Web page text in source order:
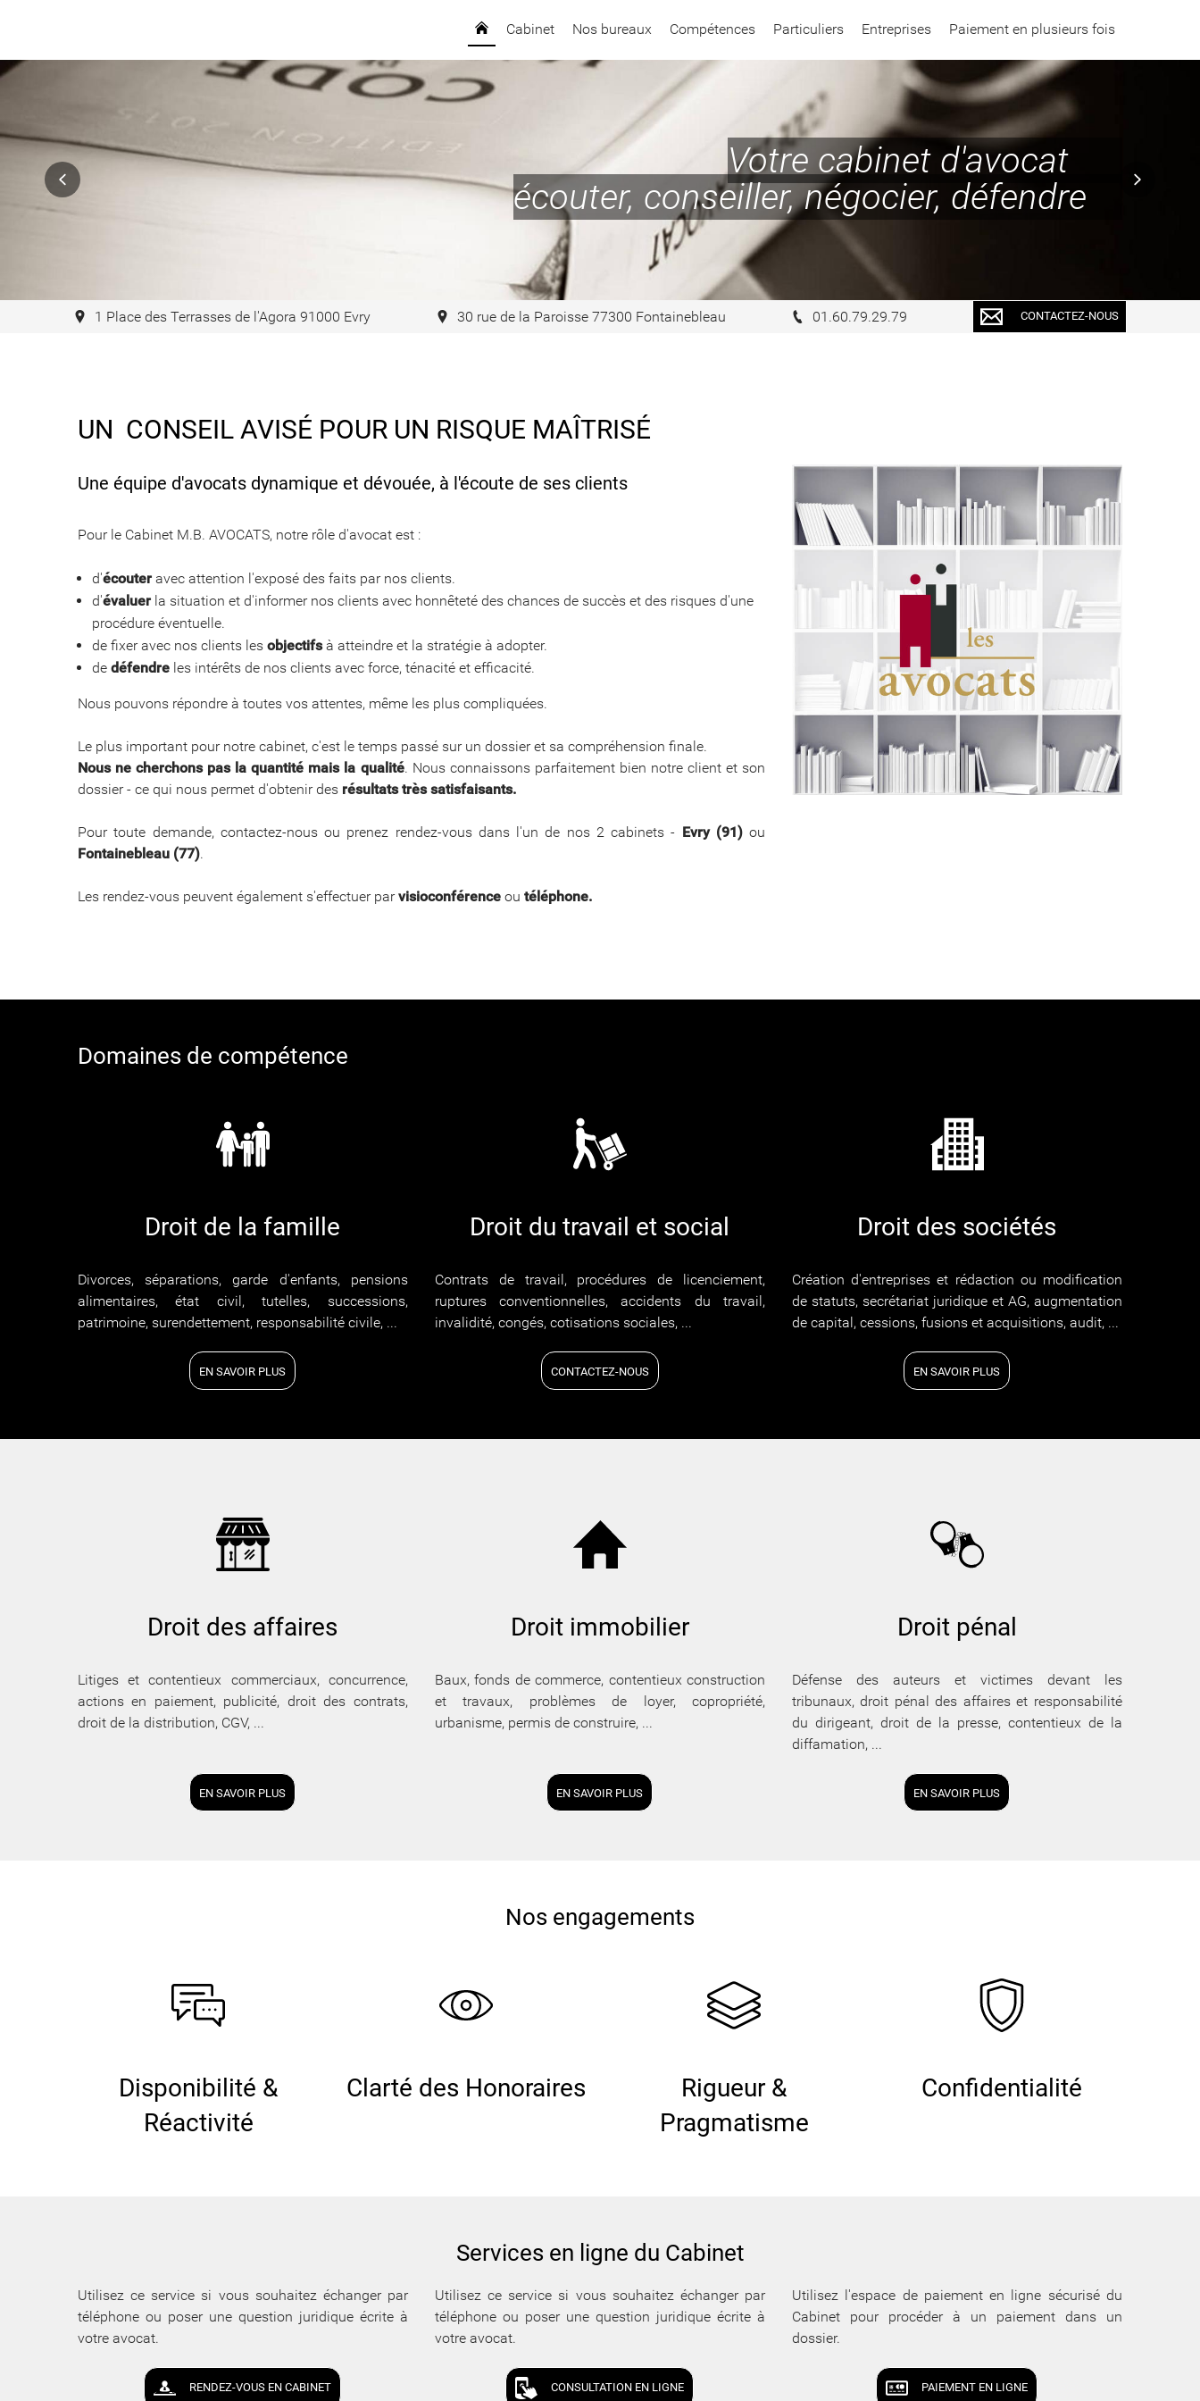
Cabinet Nos bureaux Compétences Particuliers Entreprises Paiement en plusieurs fois
Votre cabinet d'avocat
écouter, conseiller, négocier, défendre
1 Place des Terrasses de l'Agora 91000 Evry 30 rue de la Paroisse 77300 Fontainebleau 01.60.79.29.79 CONTACTEZ-NOUS
​​​​​​​UN CONSEIL AVISÉ POUR UN RISQUE MAÎTRISÉ
Une équipe d'avocats dynamique et dévouée, à l'écoute de ses clients
​​​​​​​Pour le Cabinet M.B. AVOCATS, notre rôle d'avocat est :
d'écouter avec attention l'exposé des faits par nos clients.
d'évaluer la situation et d'informer nos clients avec honnêteté des chances de succès et des risques d'une
procédure éventuelle.
de fixer avec nos clients les objectifsà atteindre et la stratégie à adopter.
de défendre les intérêts de nos clients avec force, ténacité et efficacité.
Nous pouvons répondre à toutes vos attentes, même les plus compliquées.
Le plus important pour notre cabinet, c'est le temps passé sur un dossier et sa compréhension finale.
Nous ne cherchons pas la quantité mais la qualité. Nous connaissons parfaitement bien notre client et son
dossier - ce qui nous permet d'obtenir des résultats très satisfaisants.
​​​​​​​Pour toute demande, contactez-nous ou prenez rendez-vous dans l'un de nos 2 cabinets - Evry (91)ou
Fontainebleau (77).
Les rendez-vous peuvent également s'effectuer parvisioconférence ou téléphone.
Domaines de compétence
Droit de la famille
Divorces, séparations, garde d'enfants, pensions
alimentaires, état civil, tutelles, successions,
patrimoine, surendettement, responsabilité civile, ...
EN SAVOIR PLUS
Droit du travail et social
Contrats de travail, procédures de licenciement,
ruptures conventionnelles, accidents du travail,
invalidité, congés, cotisations sociales, ...
CONTACTEZ-NOUS
Droit des sociétés
Création d'entreprises et rédaction ou modification
de statuts, secrétariat juridique et AG, augmentation
de capital, cessions, fusions et acquisitions, audit, ...
EN SAVOIR PLUS
Droit des affaires
Litiges et contentieux commerciaux, concurrence,
actions en paiement, publicité, droit des contrats,
droit de la distribution, CGV, ...
EN SAVOIR PLUS
Droit immobilier
Baux, fonds de commerce, contentieux construction
et travaux, problèmes de loyer, copropriété,
urbanisme, permis de construire, ...
EN SAVOIR PLUS
Droit pénal
Défense des auteurs et victimes devant les
tribunaux, droit pénal des affaires et responsabilité
du dirigeant, droit de la presse, contentieux de la
diffamation, ...
EN SAVOIR PLUS
Nos engagements
Disponibilité &
Réactivité
Clarté des Honoraires
Rigueur &
Pragmatisme
Confidentialité
Services en ligne du Cabinet
Utilisez ce service si vous souhaitez échanger par
téléphone ou poser une question juridique écrite à
votre avocat.
RENDEZ-VOUS EN CABINET
Utilisez ce service si vous souhaitez échanger par
téléphone ou poser une question juridique écrite à
votre avocat.
CONSULTATION EN LIGNE
Utilisez l'espace de paiement en ligne sécurisé du
Cabinet pour procéder à un paiement dans un
dossier.
PAIEMENT EN LIGNE